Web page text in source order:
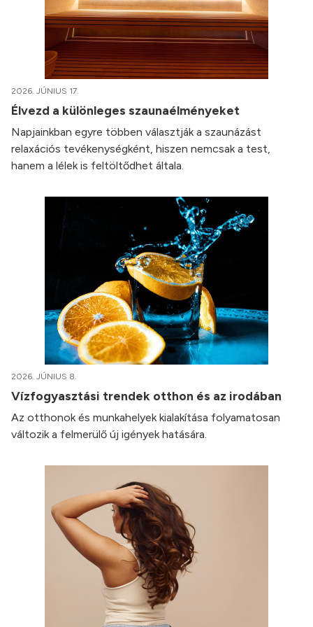
2026. JÚNIUS 17.
Élvezd a különleges szaunaélményeket
Napjainkban egyre többen választják a szaunázást
relaxációs tevékenységként, hiszen nemcsak a test,
hanem a lélek is feltöltődhet általa.
2026. JÚNIUS 8.
Vízfogyasztási trendek otthon és az irodában
Az otthonok és munkahelyek kialakítása folyamatosan
változik a felmerülő új igények hatására.